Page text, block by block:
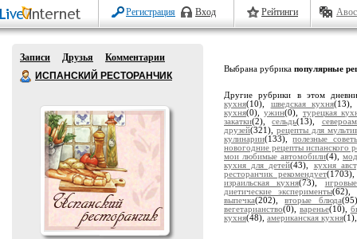
Регистрация Вход Рейтинги
Записи Друзья
Комментарии
ИСПАНСКИЙ РЕСТОРАНЧИК
Выбрана рубрика популярные
Другие рубрики в этом
кухня(10), шведская кухня
кухня(0),ужин(0), турецкая
закатки(2),сельдь(13),
друзей(321),рецепты для
кулинарии(133),полезные
новогодние рецепты испанского
мои любимые автомобили(4),
кухня для детей(43), кухня
ресторанчик рекомендует
израильская кухня(73),
диетические эксперименты(62),
выпечка(202),вторые блюда
вегетарианство(0), варенье(10),
кухня(48), американская кухня